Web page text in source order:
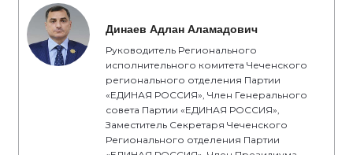
Динаев Адлан Аламадович
Руководитель Регионального
исполнительного комитета Чеченского
регионального отделения Партии
«ЕДИНАЯ РОССИЯ», Член Генерального
совета Партии «ЕДИНАЯ РОССИЯ»,
Заместитель Секретаря Чеченского
Регионального отделения Партии